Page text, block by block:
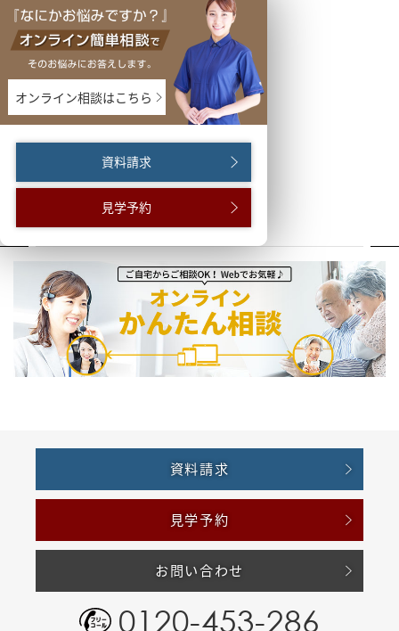
オンライン相談はこちら
資料請求
見学予約
資料請求
見学予約
お問い合わせ
0120-453-286